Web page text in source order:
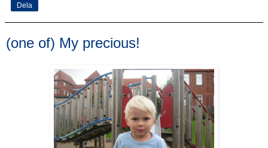
Dela
(one of) My precious!